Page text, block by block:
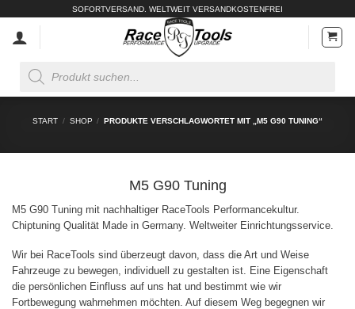
springen
SOFORTVERSAND. WELTWEIT VERSANDKOSTENFREI
search
START / SHOP / PRODUKTE VERSCHLAGWORTET MIT „M5 G90 TUNING“
M5 G90 Tuning
M5 G90 Tuning mit nachhaltiger RaceTools Performancekultur.
Chiptuning Qualität Made in Germany. Weltweiter Einrichtungsservice.
Wir bei RaceTools sind überzeugt davon, dass die Art und Weise
Fahrzeuge zu bewegen, individuell zu gestalten ist. Eine Eigenschaft
die persönlichen Einfluss auf uns hat und bestimmt wie wir
Fortbewegung wahrnehmen möchten. Auf diesem Weg begegnen wir